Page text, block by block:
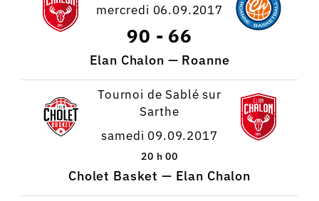
mercredi 06.09.2017
90 - 66
Elan Chalon — Roanne
Tournoi de Sablé sur
Sarthe
samedi 09.09.2017
20 h 00
Cholet Basket — Elan Chalon